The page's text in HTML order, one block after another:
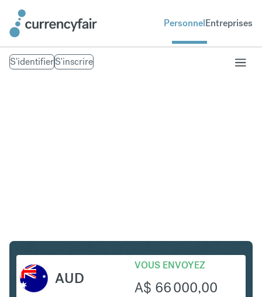
PersonnelEntreprises
S'identifierS'inscrire
AUD
VOUS ENVOYEZ
A$ 66 000,00